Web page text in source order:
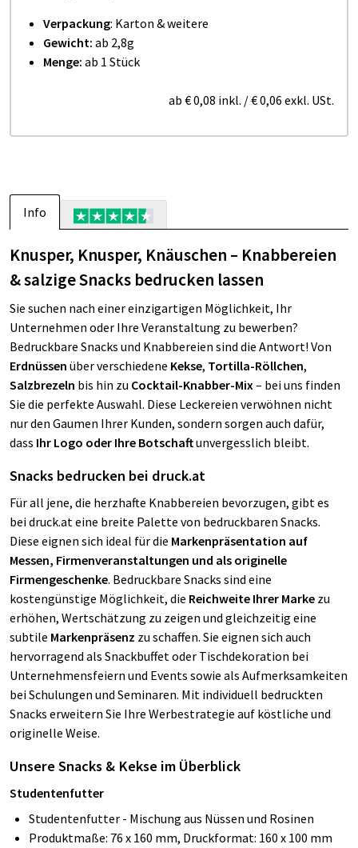
Verpackung: Karton & weitere
Gewicht: ab 2,8g
Menge: ab 1 Stück
ab € 0,08 inkl. /€ 0,06 exkl. USt.
Info
Knusper, Knusper, Knäuschen – Knabbereien
& salzige Snacks bedrucken lassen
Sie suchen nach einer einzigartigen Möglichkeit, Ihr
Unternehmen oder Ihre Veranstaltung zu bewerben?
Bedruckbare Snacks und Knabbereien sind die Antwort! Von
Erdnüssen über verschiedene Kekse, Tortilla-Röllchen,
Salzbrezeln bis hin zu Cocktail-Knabber-Mix – bei uns finden
Sie die perfekte Auswahl. Diese Leckereien verwöhnen nicht
nur den Gaumen Ihrer Kunden, sondern sorgen auch dafür,
dass Ihr Logo oder Ihre Botschaftunvergesslich bleibt.
Snacks bedrucken bei druck.at
Für all jene, die herzhafte Knabbereien bevorzugen, gibt es
bei druck.at eine breite Palette von bedruckbaren Snacks.
Diese eignen sich ideal für die Markenpräsentation auf
Messen, Firmenveranstaltungen und als originelle
Firmengeschenke. Bedruckbare Snacks sind eine
kostengünstige Möglichkeit, die Reichweite Ihrer Marke zu
erhöhen, Wertschätzung zu zeigen und gleichzeitig eine
subtile Markenpräsenz zu schaffen. Sie eignen sich auch
hervorragend als Snackbuffet oder Tischdekoration bei
Unternehmensfeiern und Events sowie als Aufmerksamkeiten
bei Schulungen und Seminaren. Mit individuell bedruckten
Snacks erweitern Sie Ihre Werbestrategie auf köstliche und
originelle Weise.
Unsere Snacks & Kekse im Überblick
Studentenfutter
Studentenfutter - Mischung aus Nüssen und Rosinen
Produktmaße: 76 x 160 mm, Druckformat: 160 x 100 mm